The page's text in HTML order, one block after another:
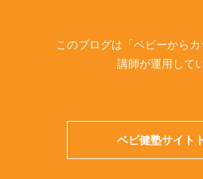
このブログは「ベビーから
講師が運用して
ベビ健塾サイト